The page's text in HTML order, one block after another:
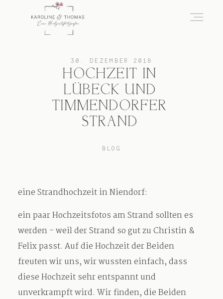
30. DEZEMBER 2018
HOCHZEIT IN
LÜBECK UND
TIMMENDORFER
STRAND
BLOG
eine Strandhochzeit in Niendorf:
ein paar Hochzeitsfotos am Strand sollten es
werden - weil der Strand so gut zu Christin &
Felix passt. Auf die Hochzeit der Beiden
freuten wir uns, wir wussten einfach, dass
diese Hochzeit sehr entspannt und
unverkrampft wird. Wir finden, die Beiden
home
Hochzeit
Kontakt
Impressum